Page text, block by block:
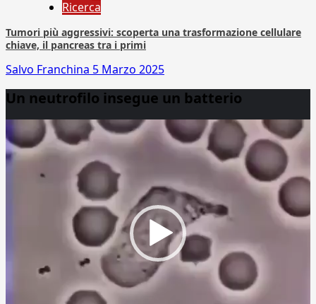
Ricerca
Tumori più aggressivi: scoperta una trasformazione cellulare
chiave, il pancreas tra i primi
Salvo Franchina 5 Marzo 2025
Un neutrofilo insegue un batterio
Player